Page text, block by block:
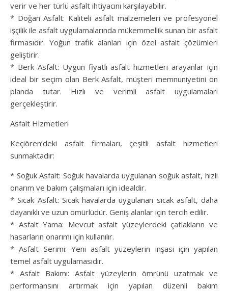
verir ve her türlü asfalt ihtiyacını karşılayabilir.
* Doğan Asfalt: Kaliteli asfalt malzemeleri ve profesyonel
işçilik ile asfalt uygulamalarında mükemmellik sunan bir asfalt
firmasıdır. Yoğun trafik alanları için özel asfalt çözümleri
geliştirir.
* Berk Asfalt: Uygun fiyatlı asfalt hizmetleri arayanlar için
ideal bir seçim olan Berk Asfalt, müşteri memnuniyetini ön
planda tutar. Hızlı ve verimli asfalt uygulamaları
gerçekleştirir.
Asfalt Hizmetleri
Keçiören’deki asfalt firmaları, çeşitli asfalt hizmetleri
sunmaktadır:
* Soğuk Asfalt: Soğuk havalarda uygulanan soğuk asfalt, hızlı
onarım ve bakım çalışmaları için idealdir.
* Sıcak Asfalt: Sıcak havalarda uygulanan sıcak asfalt, daha
dayanıklı ve uzun ömürlüdür. Geniş alanlar için tercih edilir.
* Asfalt Yama: Mevcut asfalt yüzeylerdeki çatlakların ve
hasarların onarımı için kullanılır.
* Asfalt Serimi: Yeni asfalt yüzeylerin inşası için yapılan
temel asfalt uygulamasıdır.
* Asfalt Bakımı: Asfalt yüzeylerin ömrünü uzatmak ve
performansını artırmak için yapılan düzenli bakım